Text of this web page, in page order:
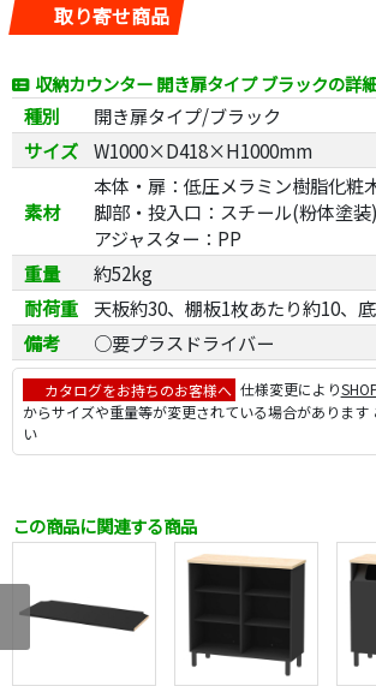
取り寄せ商品
収納カウンター 開き扉タイプ ブラックの詳
種別
開き扉タイプ/ブラック
サイズ W1000×D418×H1000mm
素材
本体・扉：低圧メラミン樹脂化粧
脚部・投入口：スチール(粉体塗装)
アジャスター：PP
重量
約52kg
耐荷重
天板約30、棚板1枚あたり約10、
備考
○要プラスドライバー
カタログをお持ちのお客様へ 仕様変更により
からサイズや重量等が変更されている場合がありま
い
この商品に関連する商品